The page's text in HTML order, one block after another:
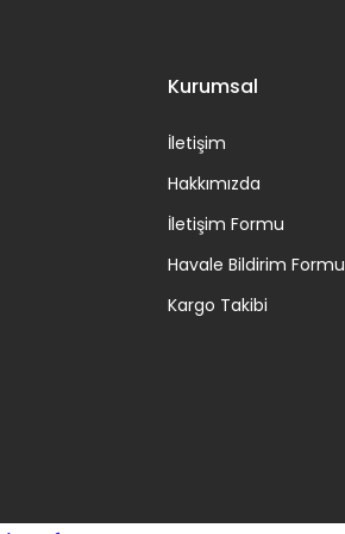
Kurumsal
İletişim
Hakkımızda
İletişim Formu
Havale Bildirim Formu
Kargo Takibi